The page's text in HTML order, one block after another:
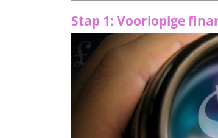
Stap 1: Voorlopige